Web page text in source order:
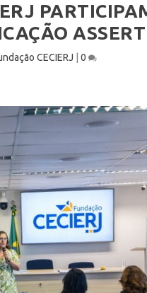
CECIERJ 0